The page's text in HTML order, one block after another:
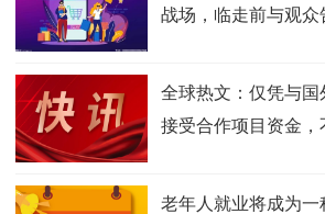
战场，临走前与观众
全球热文：仅凭与
接受合作项目资金
老年人就业将成为